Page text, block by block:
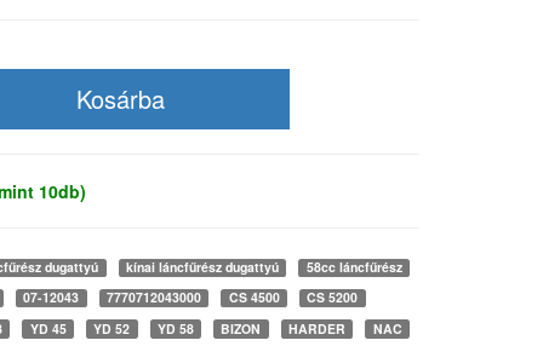
10db)
dugattyú kínai láncfűrész dugattyú
58cc láncfűrész
07-12043
7770712043000 CS 4500
CS 5200
YD 45 YD 52 YD 58 BIZON HARDER NAC